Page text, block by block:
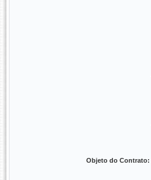
Objeto do Contrato: